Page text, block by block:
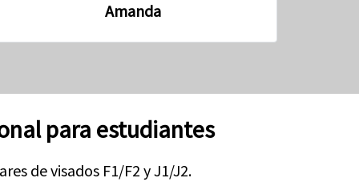
Amanda
para estudiantes
de visados F1/F2 y J1/J2.